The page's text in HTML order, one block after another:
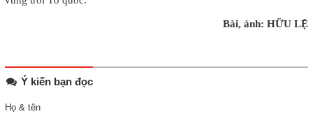
Bài, ảnh: HỮU LỆ
Ý kiến bạn đọc
Họ & tên